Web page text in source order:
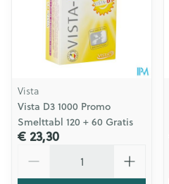
Vista
Vista D3 1000 Promo
Smelttabl 120 + 60 Gratis
€ 23,30